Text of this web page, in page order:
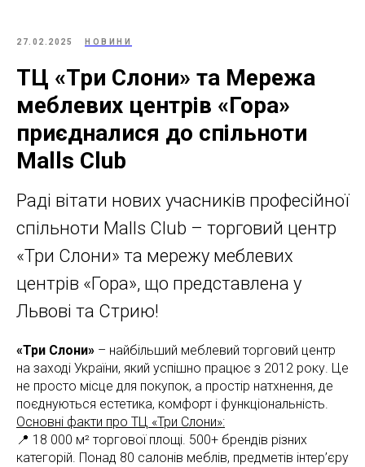
27.02.2025 НОВИНИ
ТЦ «Три Слони» та Мережа
меблевих центрів «Гора»
приєдналися до спільноти
Malls Club
Раді вітати нових учасників професійної
спільноти Malls Club – торговий центр
«Три Слони» та мережу меблевих
центрів «Гора», що представлена у
Львові та Стрию!
«Три Слони» – найбільший меблевий торговий центр
на заході України, який успішно працює з 2012 року. Це
не просто місце для покупок, а простір натхнення, де
поєднуються естетика, комфорт і функціональність.
Основні факти про ТЦ «Три Слони»:
📍 18 000 м² торгової площі. 500+ брендів різних
категорій. Понад 80 салонів меблів, предметів інтер’єру